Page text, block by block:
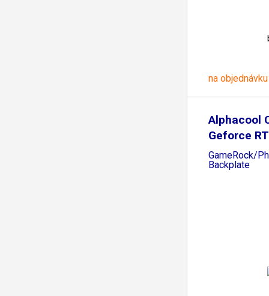
na objednávku
Alphacool
Geforce
GameRock/
Backplate